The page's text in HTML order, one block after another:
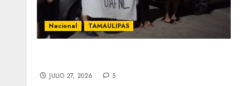
Nacional TAMAULIPAS
JULIO 27, 2026 5